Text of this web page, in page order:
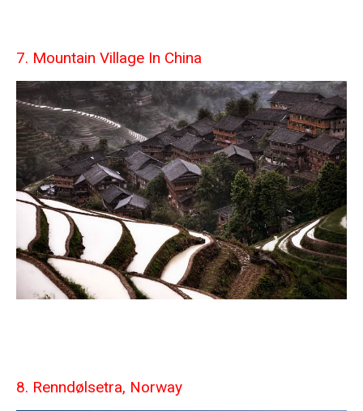
7. Mountain Village In China
8. Renndølsetra, Norway